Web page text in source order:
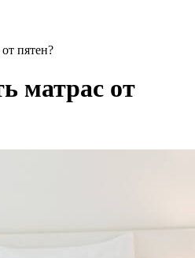
пятен?
матрас от